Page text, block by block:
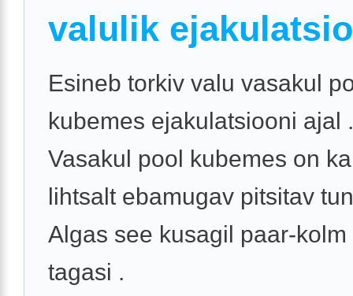
valulik
Esineb torkiv valu vasakul
kubemes ejakulatsiooni ajal .
Vasakul pool kubemes on
lihtsalt ebamugav pitsitav
Algas see kusagil paar-kolm
tagasi .